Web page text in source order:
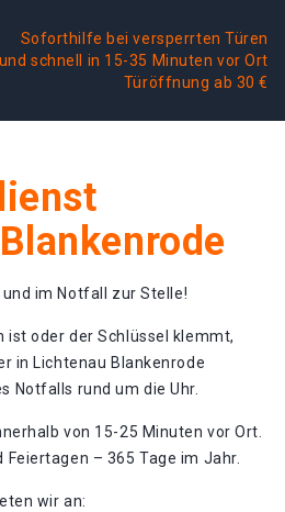
Soforthilfe bei versperrten Türen
schnell in 15-35 Minuten vor Ort
Türöffnung ab 30 €
im Notfall zur Stelle!
ist oder der Schlüssel klemmt,
in Lichtenau Blankenrode
Notfalls rund um die Uhr.
von 15-25 Minuten vor Ort.
– 365 Tage im Jahr.
wir an: